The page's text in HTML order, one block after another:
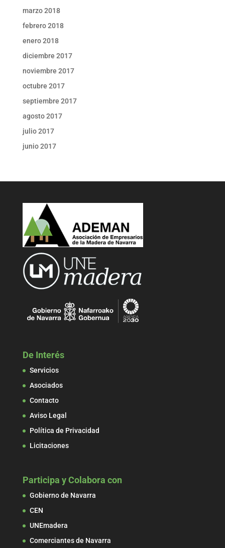
marzo 2018
febrero 2018
enero 2018
diciembre 2017
noviembre 2017
octubre 2017
septiembre 2017
agosto 2017
julio 2017
junio 2017
De Interés
Servicios
Asociados
Contacto
Aviso Legal
Política de Privacidad
Licitaciones
Participa y Colabora con
Gobierno de Navarra
CEN
UNEmadera
Comerciantes de Navarra